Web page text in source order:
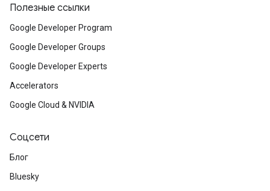
Полезные ссылки
Google Developer Program
Google Developer Groups
Google Developer Experts
Accelerators
Google Cloud & NVIDIA
Соцсети
Блог
Bluesky